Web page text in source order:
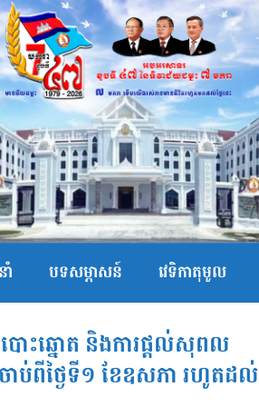
បទសម្ភាសន៍ វេទិកាតុមូល
ោះឆ្នោត និងការផ្តល់សុពល
ាប់ពីថ្ងៃទី១ ខែឧសភា រហូតដល់